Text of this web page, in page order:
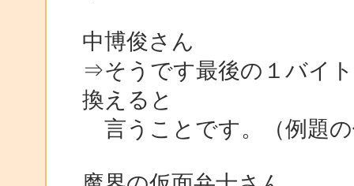
中博俊さん
⇒そうです最後の１バイ
換えると
言うことです。（例題